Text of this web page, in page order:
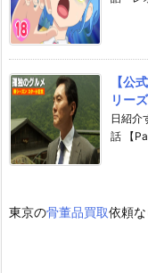
【公
リー
日紹介
話 【
東京の骨董品買取依頼な